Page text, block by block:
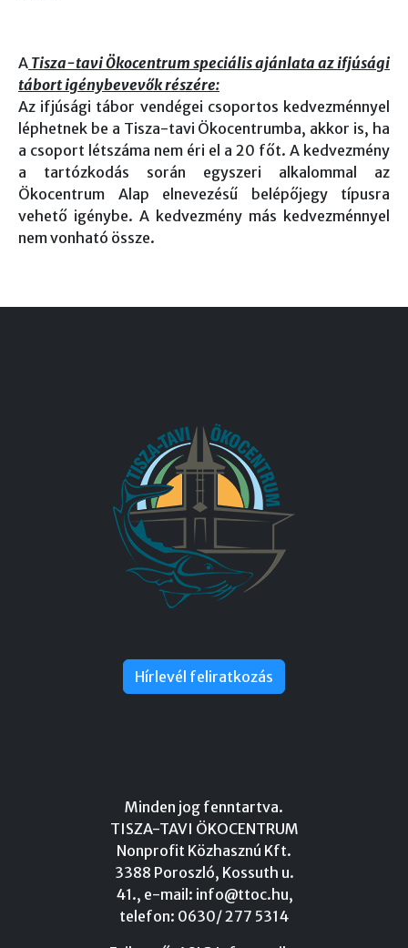
A Tisza-tavi Ökocentrum speciális ajánlata az ifjúsági
tábort igénybevevők részére:
Az ifjúsági tábor vendégei csoportos kedvezménnyel
léphetnek be a Tisza-tavi Ökocentrumba, akkor is, ha
a csoport létszáma nem éri el a 20 főt. A kedvezmény
a tartózkodás során egyszeri alkalommal az
Ökocentrum Alap elnevezésű belépőjegy típusra
vehető igénybe. A kedvezmény más kedvezménnyel
nem vonható össze.
Hírlevél feliratkozás
Minden jog fenntartva.
TISZA-TAVI ÖKOCENTRUM
Nonprofit Közhasznú Kft.
3388 Poroszló, Kossuth u.
41., e-mail: info@ttoc.hu,
telefon: 0630/ 277 5314